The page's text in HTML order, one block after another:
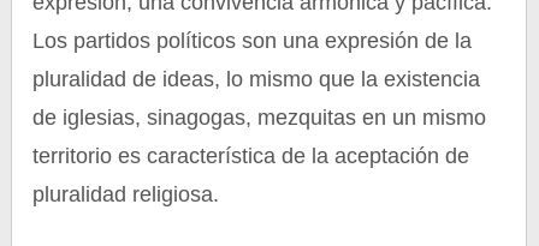
Los partidos políticos son una expresión de la
pluralidad de ideas, lo mismo que la existencia
de iglesias, sinagogas, mezquitas en un mismo
territorio es característica de la aceptación de
pluralidad religiosa.